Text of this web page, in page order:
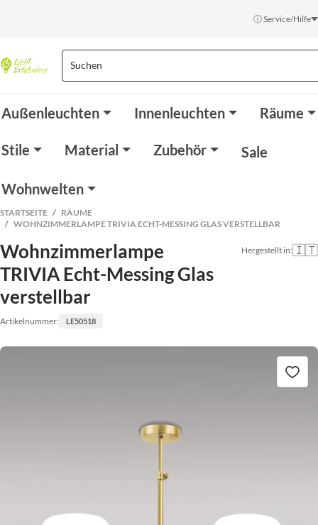
ⓘ Service/Hilfe
Außenleuchten Innenleuchten Räume
Stile Material Zubehör Sale
Wohnwelten
STARTSEITE
RÄUME
WOHNZIMMERLAMPE TRIVIA ECHT-MESSING GLAS VERSTELLBAR
Wohnzimmerlampe
TRIVIA Echt-Messing Glas
verstellbar
Artikelnummer: LE50518
Hergestellt in:🇮🇹